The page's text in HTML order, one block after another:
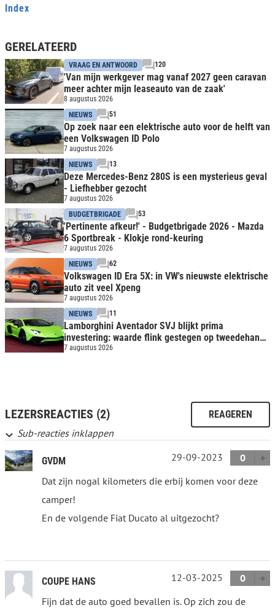
Index
GERELATEERD
VRAAG EN ANTWOORD 120
'Van mijn werkgever mag vanaf 2027 geen caravan
meer achter mijn leaseauto van de zaak'
8 augustus 2026
NIEUWS
51
Op zoek naar een elektrische auto voor de helft van
een Volkswagen ID Polo
7 augustus 2026
NIEUWS
13
Deze Mercedes-Benz 280S is een mysterieus geval
- Liefhebber gezocht
7 augustus 2026
BUDGETBRIGADE
53
'Pertinente afkeur!' - Budgetbrigade 2026 - Mazda
6 Sportbreak - Klokje rond-keuring
7 augustus 2026
NIEUWS
62
Volkswagen ID Era 5X: in VW's nieuwste elektrische
auto zit veel Xpeng
7 augustus 2026
NIEUWS
11
Lamborghini Aventador SVJ blijkt prima
investering: waarde flink gestegen op tweedehands
markt
7 augustus 2026
LEZERSREACTIES (2) REAGEREN
Sub-reacties inklappen
GVDM 29-09-2023
0
Dat zijn nogal kilometers die erbij komen voor deze
camper!
En de volgende Fiat Ducato al uitgezocht?
COUPE HANS 12-03-2025
0
Fijn dat de auto goed bevallen is. Op zich zou de